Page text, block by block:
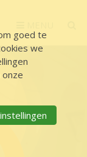
goed te
we